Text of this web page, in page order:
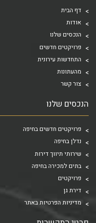
דף הבית
אודות
הנכסים שלנו
פרויקטים חדשים
התחדשות עירונית
מהעתונות
צור קשר
הנכסים שלנו
פרויקטים חדשים בחיפה
נדלן בחיפה
שירותי תיווך דירות
בתים למכירה בחיפה
פרויקטים
דירת גן
מדיניות הפרטיות באתר